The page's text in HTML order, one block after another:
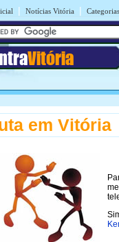
| Notícias Vitória | Categorias
Vitória
em Vitória